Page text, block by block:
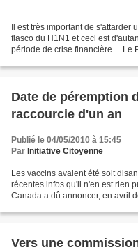
Il est très important de s'attarder
fiasco du H1N1 et ceci est
période de crise financière.... Le
Date de péremption
raccourcie d'un an
Publié le 04/05/2010 à 15:45
Par Initiative Citoyenne
Les vaccins avaient été soit
récentes infos qu'il n'en est rien
Canada a dû annoncer, en avril
Vers une